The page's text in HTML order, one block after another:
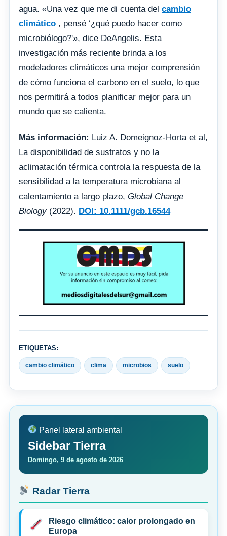
agua. «Una vez que me di cuenta del cambio
climático , pensé ‘¿qué puedo hacer como
microbiólogo?'», dice DeAngelis. Esta
investigación más reciente brinda a los
modeladores climáticos una mejor comprensión
de cómo funciona el carbono en el suelo, lo que
nos permitirá a todos planificar mejor para un
mundo que se calienta.
Más información: Luiz A. Domeignoz‐Horta et al,
La disponibilidad de sustratos y no la
aclimatación térmica controla la respuesta de la
sensibilidad a la temperatura microbiana al
calentamiento a largo plazo, Global Change
Biology(2022). DOI: 10.1111/gcb.16544
ETIQUETAS:
cambio climático clima microbios suelo
Panel lateral ambiental
Sidebar Tierra
Domingo, 9 de agosto de 2026
Radar Tierra
Riesgo climático: calor prolongado en
Europa